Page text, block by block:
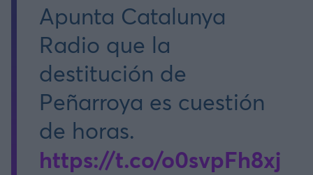
Apunta Catalunya
Radio que la
destitución de
Peñarroya es cuestión
de horas.
https://t.co/o0svpFh8xj